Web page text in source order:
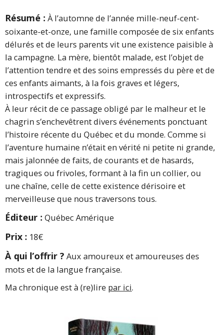
Résumé : À l’automne de l’année mille-neuf-cent-
soixante-et-onze, une famille composée de six enfants
délurés et de leurs parents vit une existence paisible à
la campagne. La mère, bientôt malade, est l’objet de
l’attention tendre et des soins empressés du père et de
ces enfants aimants, à la fois graves et légers,
introspectifs et expressifs.
À leur récit de ce passage obligé par le malheur et le
chagrin s’enchevêtrent divers événements ponctuant
l’histoire récente du Québec et du monde. Comme si
l’aventure humaine n’était en vérité ni petite ni grande,
mais jalonnée de faits, de courants et de hasards,
tragiques ou frivoles, formant à la fin un collier, ou
une chaîne, celle de cette existence dérisoire et
merveilleuse que nous traversons tous.
Éditeur : Québec Amérique
Prix : 18€
À qui l’offrir ? Aux amoureux et amoureuses des
mots et de la langue française.
Ma chronique est à (re)lire par ici.